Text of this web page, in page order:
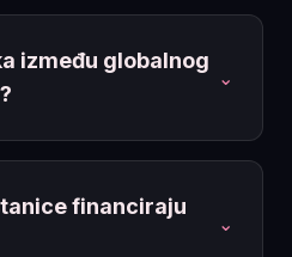
između globalnog
⌄
financiraju
⌄